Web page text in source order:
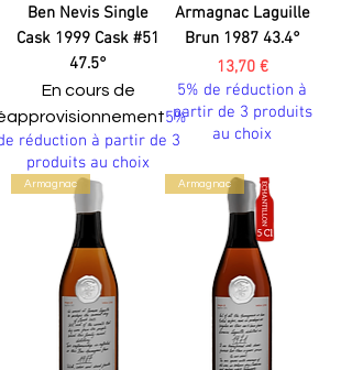
Ben Nevis Single
Cask 1999 Cask #51
47.5°
En cours de
5%
réduction à partir de 3
produits au choix
Armagnac Laguille
Brun 1987 43.4°
Prix
13,70 €
5% de réduction à
partir de 3 produits
au choix
Armagnac Armagnac